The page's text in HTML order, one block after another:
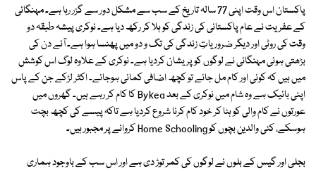
پاکستان اس وقت اپنی 77 سالہ تاریخ کے سب سے مشکل دور سے گزر رہا ہے۔ مہنگائی
کے عفریت نے عام پاکستانی کی زندگی کو ہلا کر رکھ دیا ہے۔ نوکری پیشہ طبقہ دو
وقت کی روٹی اور دیگر ضروریاتِ زندگی کی تگ و دو میں پھنسا ہوا ہے۔ آئے دن کی
بڑھتی ہوئی مہنگائی نے لوگوں کو پریشان کردیا ہے۔ نوکری کے علاوہ لوگ اس کوشش
میں ہیں کہ کوئی اور کام مل جائے تو کچھ اضافی کمائی ہوجائے۔ اکثر لڑکے جن کے پاس
اپنی بائیک ہے وہ شام میں نوکری کے بعد Bykea کا کام کر رہے ہیں۔ گھروں میں
عورتوں نے کام والی کو ہٹا کر خود کام کرنا شروع کردیا ہے تاکہ پیسے کی کچھ بچت
ہوسکے، کئی والدین بچوں کو Home Schooling کروانے پر مجبور ہیں۔
بجلی اور گیس کے بلوں نے لوگوں کی کمر توڑ دی ہے اور اس سب کے باوجود ہماری